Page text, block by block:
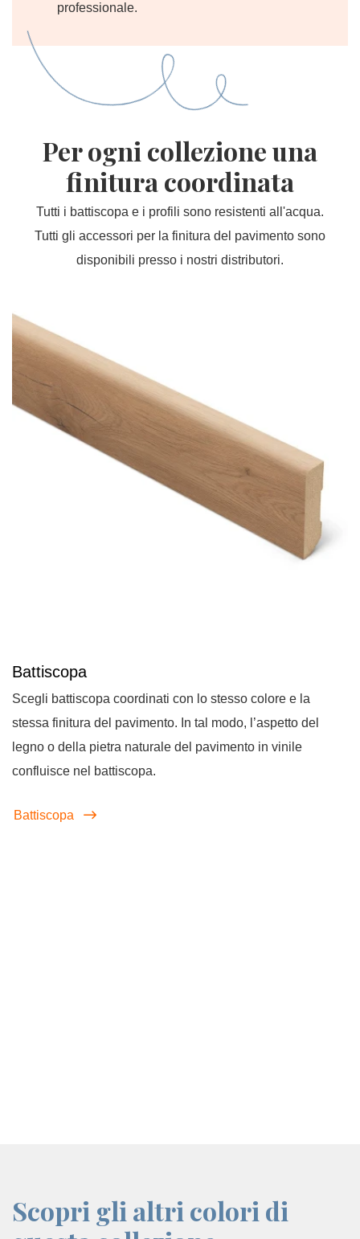
professionale.
Per ogni collezione una
finitura coordinata
Tutti i battiscopa e i profili sono resistenti all'acqua.
Tutti gli accessori per la finitura del pavimento sono
disponibili presso i nostri distributori.
Battiscopa
Scegli battiscopa coordinati con lo stesso colore e la
stessa finitura del pavimento. In tal modo, l’aspetto del
legno o della pietra naturale del pavimento in vinile
confluisce nel battiscopa.
Battiscopa
Scopri gli altri colori di